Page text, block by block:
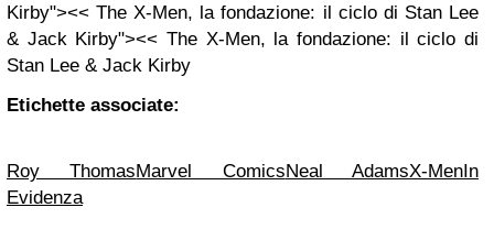
Kirby"><< The X-Men, la fondazione: il ciclo di Stan Lee
& Jack Kirby"><< The X-Men, la fondazione: il ciclo di
Stan Lee & Jack Kirby
Etichette associate:
Roy ThomasMarvel ComicsNeal AdamsX-MenIn
Evidenza